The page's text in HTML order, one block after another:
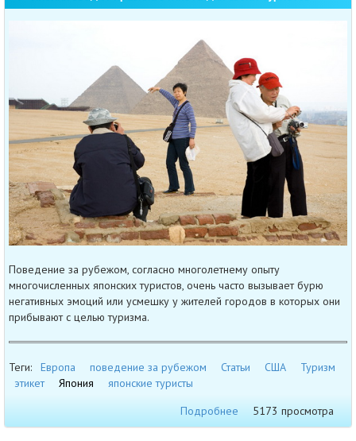
Поведение за рубежом, согласно многолетнему опыту
многочисленных японских туристов, очень часто вызывает бурю
негативных эмоций или усмешку у жителей городов в которых они
прибывают с целью туризма.
Теги: Европа поведение за рубежом Статьи США
Туризм
этикет
Япония
японские туристы
Подробнее
5173 просмотра